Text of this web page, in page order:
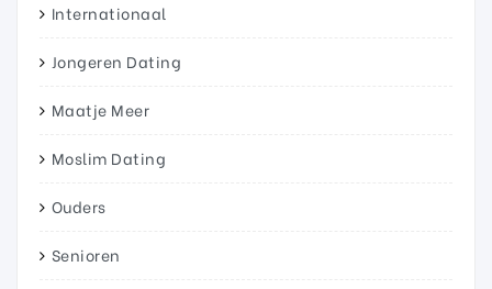
Internationaal
Jongeren Dating
Maatje Meer
Moslim Dating
Ouders
Senioren